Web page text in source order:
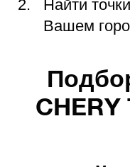
Найти
Вашем
CHERY